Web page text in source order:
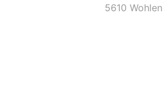
5610 Wohlen